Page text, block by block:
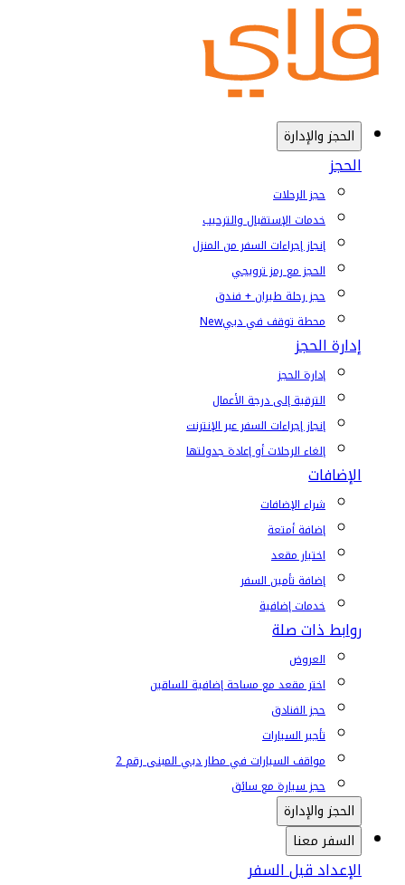
الحجز والإدارة
الحجز
حجز الرحلات
خدمات الإستقبال والترحيب
إنجاز إجراءات السفر من المنزل
الحجز مع رمز ترويجي
حجز رحلة طيران + فندق
محطة توقف في دبيNew
إدارة الحجز
إدارة الحجز
الترقية إلى درجة الأعمال
إنجاز إجراءات السفر عبر الإنترنت
إلغاء الرحلات أو إعادة جدولتها
الإضافات
شراء الإضافات
إضافة أمتعة
اختيار مقعد
إضافة تأمين السفر
خدمات إضافية
روابط ذات صلة
العروض
اختر مقعد مع مساحة إضافية للساقين
حجز الفنادق
تأجير السيارات
مواقف السيارات في مطار دبي المبنى رقم 2
حجز سيارة مع سائق
الحجز والإدارة
السفر معنا
الإعداد قبل السفر